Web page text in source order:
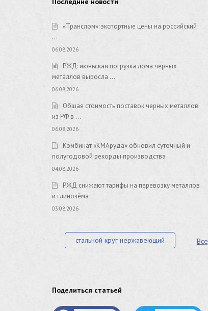
«Транслом»: экспортные цены на российский
…
06.08.2026
РЖД: июньская погрузка лома черных
металлов выросла …
06.08.2026
Общая стоимость поставок черных металлов
из РФ в …
06.08.2026
Комбинат «КМАруда» обновил суточный и
полугодовой рекорды производства
04.08.2026
РЖД снижают тарифы на перевозку металлов
и глинозёма
03.08.2026
стальной круг нержавеющий
оцинкованный круг
Все
Поделиться статьей